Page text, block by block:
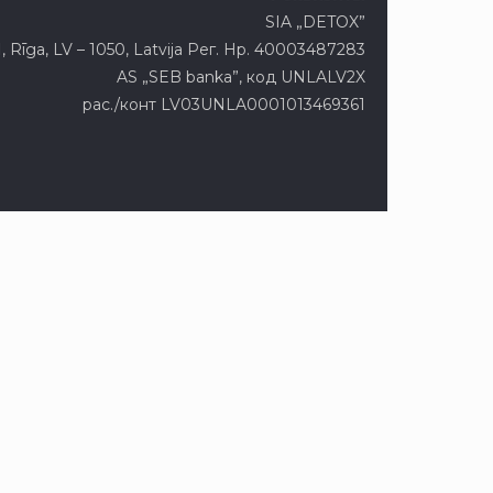
SIA „DETOX”
LV – 1050, Latvija Рег. Нр. 40003487283
AS „SEB banka”, код UNLALV2X
рас./конт LV03UNLA0001013469361